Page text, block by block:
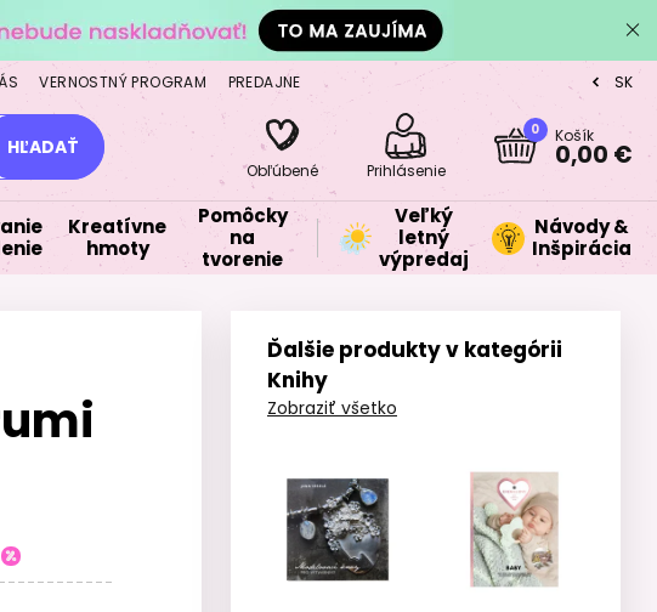
VERNOSTNÝ PROGRAM PREDAJNE CZ
SK
HĽADAŤ
Obľúbené Prihlásenie
0 Košík
0,00 €
Kreatívne
hmoty
Pomôcky
na
tvorenie
Veľký
letný
výpredaj
Návody &
Inšpirácia
Ďalšie produkty v kategórii
Knihy
Zobraziť všetko